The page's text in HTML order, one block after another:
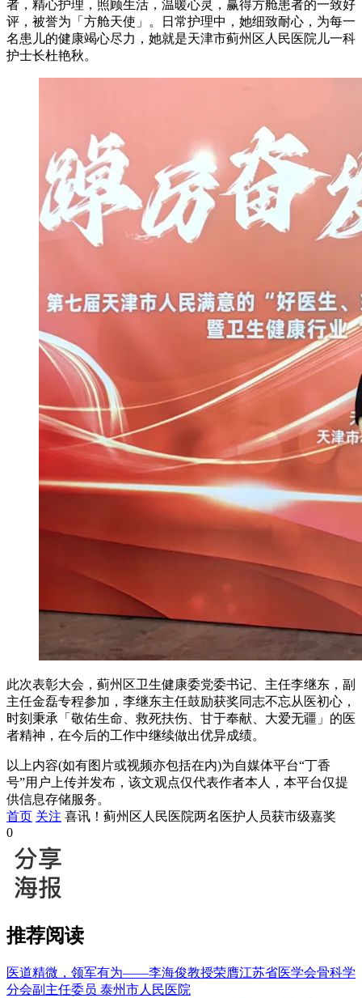
者，精心护理，照顾生活，温暖心灵，赢得方舱患者的一致好
评，被誉为「方舱天使」。日常护理中，她细致耐心，为每一
名患儿的健康竭心尽力，她就是天津市蓟州区人民医院儿一科
护士长杜艳秋。
此次表彰大会，蓟州区卫生健康委党委书记、主任李继东，副
主任金磊专程参加，李继东主任鼓励获奖同志不忘从医初心，
时刻秉承「敬佑生命、救死扶伤、甘于奉献、大爱无疆」的医
者精神，在今后的工作中继续做出优异成绩。
以上内容(如有图片或视频亦包括在内)为自媒体平台“丁香
号”用户上传并发布，该文观点仅代表作者本人，本平台仅提
供信息存储服务。
首页 关注 喜讯！蓟州区人民医院两名医护人员获市级嘉奖
0
推荐阅读
医道精微，领军有为——李海俊教授荣膺江苏省医学会骨科学
分会副主任委员 泰州市人民医院